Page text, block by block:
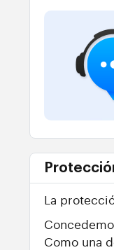
La
Como una